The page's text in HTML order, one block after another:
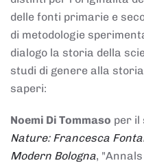
delle fonti primarie e
di metodologie
dialogo la storia della
studi di genere alla
saperi:
Noemi Di Tommaso per il
Nature: Francesca
Modern Bologna,